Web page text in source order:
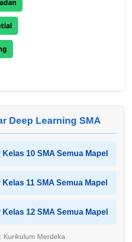
Deep Learning SMA
10 SMA Semua Mapel
11 SMA Semua Mapel
12 SMA Semua Mapel
Kurikulum Merdeka